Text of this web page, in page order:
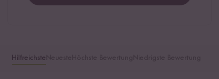
Hilfreichste